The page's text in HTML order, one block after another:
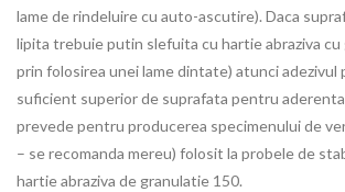
lame de rindeluire cu auto-ascutire). Daca
lipita trebuie putin slefuita cu hartie abraziva cu
prin folosirea unei lame dintate) atunci
suficient superior de suprafata pentru
prevede pentru producerea specimenului de
– se recomanda mereu) folosit la probele de
hartie abraziva de granulatie 150.